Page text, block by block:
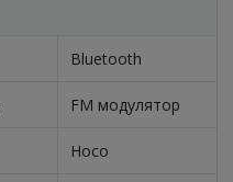
Bluetooth
FM модулятор
Hoco